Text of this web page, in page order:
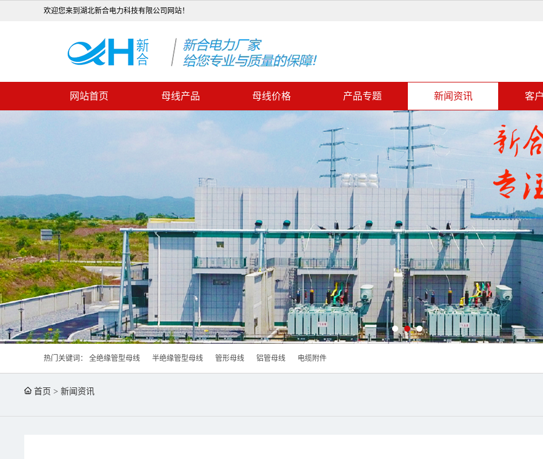
欢迎您来到湖北新合电力科技有限公司网站！
网站首页 母线产品 母线价格 产品专题 新闻资讯 客
热门关键词： 全绝缘管型母线 半绝缘管型母线 管形母线 铝管母线 电缆附件
首页 >新闻资讯